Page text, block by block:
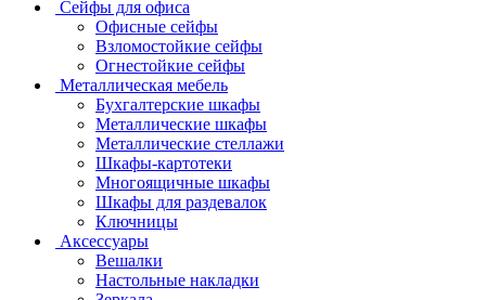
Сейфы для офиса
Офисные сейфы
Взломостойкие сейфы
Огнестойкие сейфы
Металлическая мебель
Бухгалтерские шкафы
Металлические шкафы
Металлические стеллажи
Шкафы-картотеки
Многоящичные шкафы
Шкафы для раздевалок
Ключницы
Аксессуары
Вешалки
Настольные накладки